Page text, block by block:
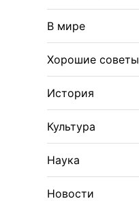
В мире
Хорошие советы
История
Культура
Наука
Новости